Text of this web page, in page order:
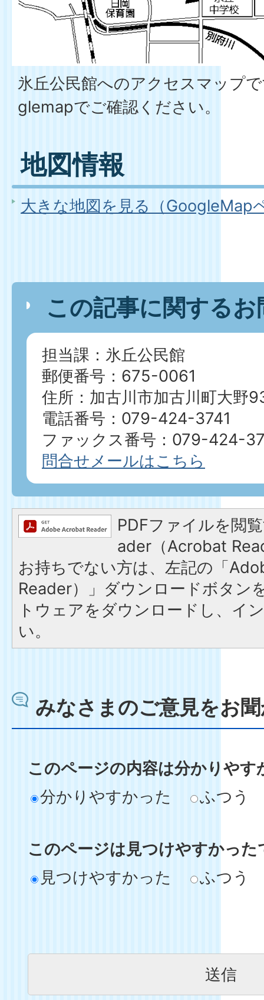
氷丘公民館へのアクセスマップ
glemapでご確認ください。
地図情報
大きな地図を見る（GoogleMap
この記事に関する
担当課：氷丘公民館
郵便番号：675-0061
住所：加古川市加古川町大野
電話番号：079-424-3741
ファックス番号：079-424-
問合せメールはこちら
PDFファイルを閲
ader（Acrobat
お持ちでない方は、左記の「
Reader）」ダウンロードボタン
トウェアをダウンロードし、イ
い。
みなさまのご意見をお
このページの内容は分かりやす
分かりやすかった
ふつう
このページは見つけやすかった
見つけやすかった
ふつう